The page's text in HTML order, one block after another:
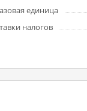
единица
налогов